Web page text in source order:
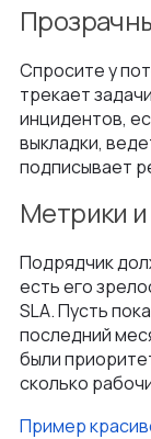
Спросите у
трекает
инцидентов,
выкладки,
подписывает
Метрики и
Подрядчик
есть его
SLA. Пусть
последний
были
сколько
Пример